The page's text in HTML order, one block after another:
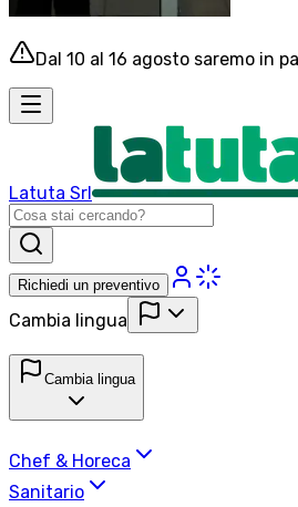
Dal 10 al 16 agosto saremo in
Latuta Srl
Richiedi un preventivo
Cambia lingua
Cambia lingua
Chef & Horeca
Sanitario